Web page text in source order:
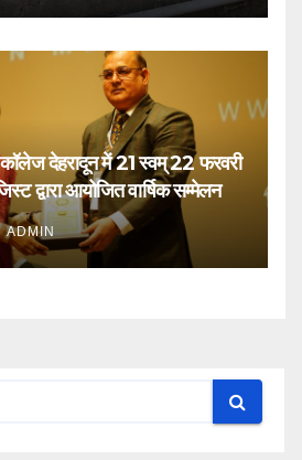
देहरादून में 21 स्वम् 22 फरवरी
द्वारा आयोजित वार्षिक सम्मेलन
ADMIN